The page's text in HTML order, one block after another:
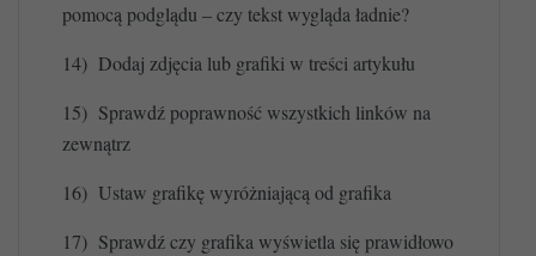
pomocą podglądu – czy tekst wygląda ładnie?
14) Dodaj zdjęcia lub grafiki w treści artykułu
15) Sprawdź poprawność wszystkich linków na
zewnątrz
16) Ustaw grafikę wyróżniającą od grafika
17) Sprawdź czy grafika wyświetla się prawidłowo